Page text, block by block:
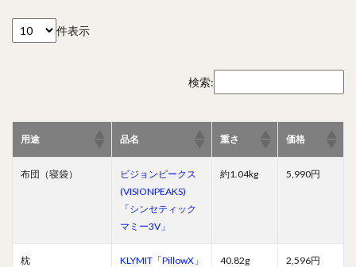
件表示
検索:
用途 品名 重さ 価格
布団（寝袋）
ビジョンピークス
(VISIONPEAKS)
「シンセティック
マミー3V」
約1.04kg 5,990円
枕 KLYMIT「PillowX」 40.82g 2,596円